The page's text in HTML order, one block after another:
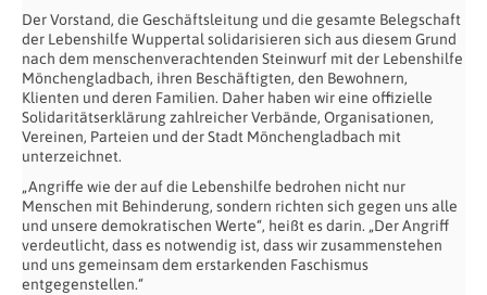
Der Vorstand, die Geschäftsleitung und die gesamte Belegschaft
der Lebenshilfe Wuppertal solidarisieren sich aus diesem Grund
nach dem menschenverachtenden Steinwurf mit der Lebenshilfe
Mönchengladbach, ihren Beschäftigten, den Bewohnern,
Klienten und deren Familien. Daher haben wir eine offizielle
Solidaritätserklärung zahlreicher Verbände, Organisationen,
Vereinen, Parteien und der Stadt Mönchengladbach mit
unterzeichnet.
„Angriffe wie der auf die Lebenshilfe bedrohen nicht nur
Menschen mit Behinderung, sondern richten sich gegen uns alle
und unsere demokratischen Werte“, heißt es darin. „Der Angriff
verdeutlicht, dass es notwendig ist, dass wir zusammenstehen
und uns gemeinsam dem erstarkenden Faschismus
entgegenstellen.“